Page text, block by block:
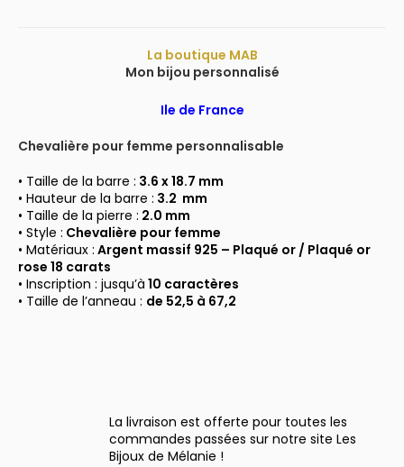
La boutique MAB
Mon bijou personnalisé
Ile de France
Chevalière pour femme personnalisable
• Taille de la barre : 3.6 x 18.7 mm
• Hauteur de la barre : 3.2 mm
• Taille de la pierre : 2.0 mm
• Style : Chevalière pour femme
• Matériaux : Argent massif 925 – Plaqué or / Plaqué or
rose 18 carats
• Inscription : jusqu’à 10 caractères
• Taille de l’anneau : de 52,5 à 67,2
La livraison est offerte pour toutes les
commandes passées sur notre site Les
Bijoux de Mélanie !